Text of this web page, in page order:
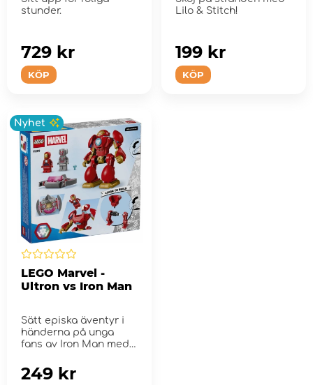
stunder.
KÖP
729 kr
Lilo & Stitch!
KÖP
199 kr
Nyhet
LEGO Marvel -
Ultron vs Iron Man
Sätt episka äventyr i
händerna på unga
fans av Iron Man med
249 kr